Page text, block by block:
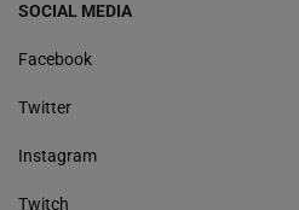
SOCIAL MEDIA
Facebook
Twitter
Instagram
Twitch